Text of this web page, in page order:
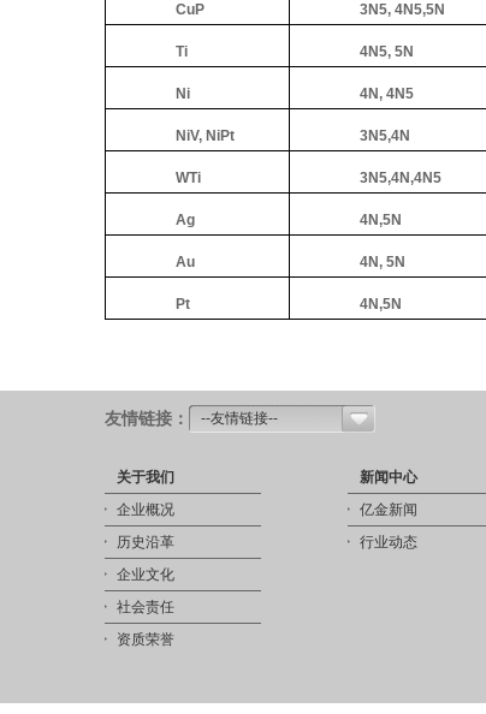
CuP 3N5, 4N5,5N
Ti 4N5, 5N
Ni 4N, 4N5
NiV, NiPt 3N5,4N
WTi 3N5,4N,4N5
Ag 4N,5N
Au 4N, 5N
Pt 4N,5N
友情链接： --友情链接--
关于我们
企业概况
历史沿革
企业文化
社会责任
资质荣誉
新闻中心
亿金新闻
行业动态